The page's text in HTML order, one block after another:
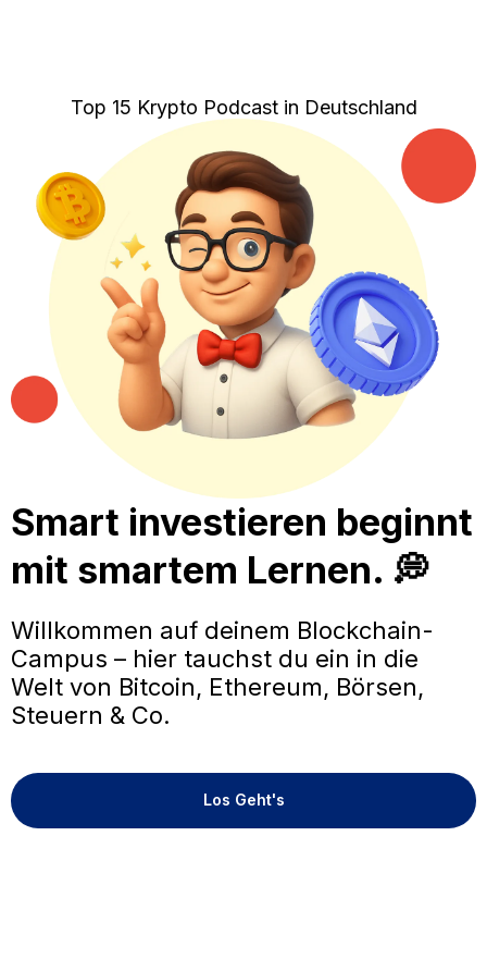
Top 15 Krypto Podcast in Deutschland
Smart investieren beginnt
mit smartem Lernen. 💭
Willkommen auf deinem Blockchain-
Campus – hier tauchst du ein in die
Welt von Bitcoin, Ethereum, Börsen,
Steuern & Co.
Los Geht's